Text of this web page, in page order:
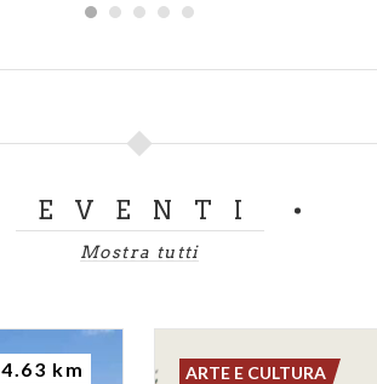
EVENTI
Mostra tutti
4.63 km ARTE E CULTURA